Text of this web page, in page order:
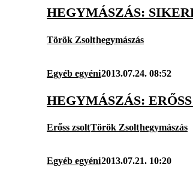
HEGYMÁSZÁS:
Török Zsolthegymászás
Egyéb egyéni2013.07.24. 08:52
HEGYMÁSZÁS:
Erőss zsoltTörök Zsolthegymászás
Egyéb egyéni2013.07.21. 10:20